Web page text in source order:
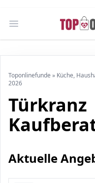
Open main menu
Toponlinefunde » Küche,
2026
Türkranz
Aktuelle